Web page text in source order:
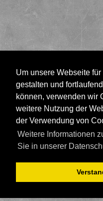
Um unsere Webseite
gestalten und
können, verwenden wir
weitere Nutzung der
der Verwendung von
Weitere Informationen
Sie in unserer